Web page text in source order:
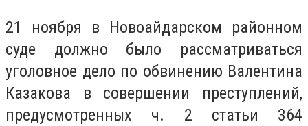
21 ноября в Новоайдарском районном
суде должно было рассматриваться
уголовное дело по обвинению Валентина
Казакова в совершении преступлений,
предусмотренных ч. 2 статьи 364